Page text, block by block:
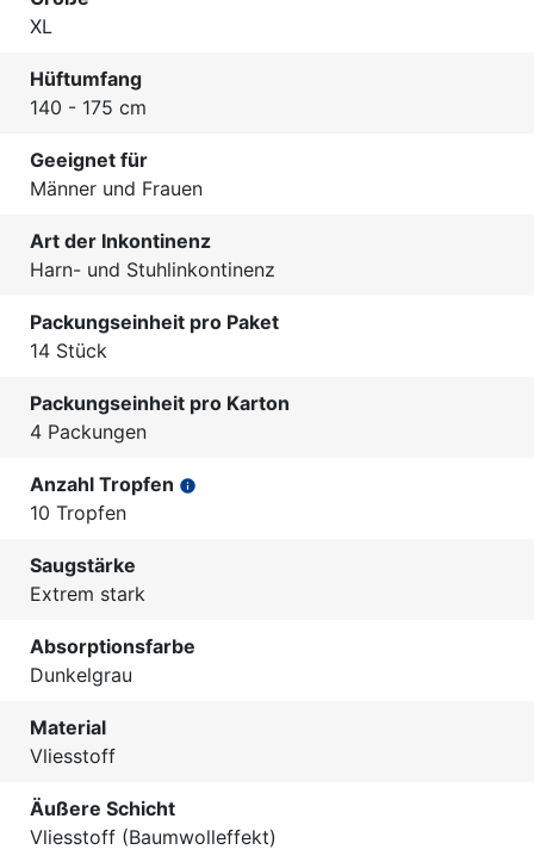
XL
Hüftumfang
140 - 175 cm
Geeignet für
Männer und Frauen
Art der Inkontinenz
Harn- und Stuhlinkontinenz
Packungseinheit pro Paket
14 Stück
Packungseinheit pro Karton
4 Packungen
Anzahl Tropfen info
10 Tropfen
Saugstärke
Extrem stark
Absorptionsfarbe
Dunkelgrau
Material
Vliesstoff
Äußere Schicht
Vliesstoff (Baumwolleffekt)